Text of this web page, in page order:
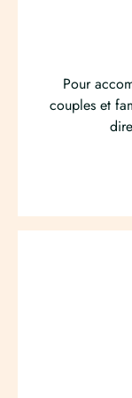
Pour
couples et